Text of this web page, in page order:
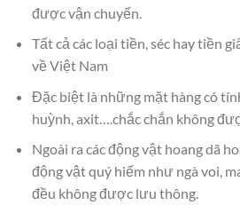
được vận chuyển.
Tất cả các loại tiền, séc hay tiền
về Việt Nam
Đặc biệt là những mặt hàng có
huỳnh, axit….chắc chắn không
Ngoài ra các động vật hoang dã
động vật quý hiếm như ngà voi,
đều không được lưu thông.